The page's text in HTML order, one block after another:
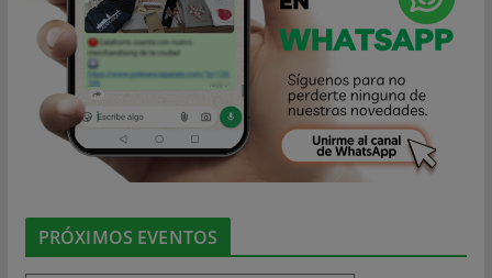
PRÓXIMOS EVENTOS